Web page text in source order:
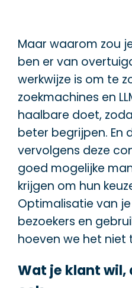
Maar waarom zou
ben er van
werkwijze is om te
zoekmachines en
haalbare doet,
beter begrijpen. En
vervolgens deze
goed mogelijke
krijgen om hun
Optimalisatie van
bezoekers en
hoeven we het niet
Wat je klant wil,